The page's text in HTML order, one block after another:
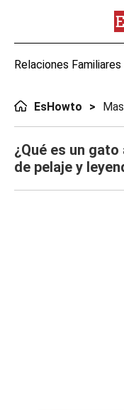
Relaciones Familiares
EsHowto
¿Qué es un
de pelaje y